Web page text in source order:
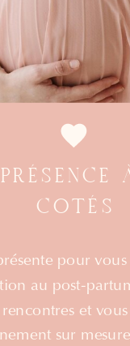
pour
au post-
et
sur
COTÉS